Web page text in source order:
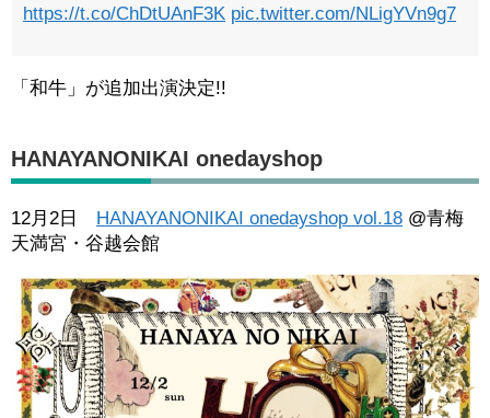
https://t.co/ChDtUAnF3K pic.twitter.com/NLigYVn9g7
「和牛」が追加出演決定!!
HANAYANONIKAI onedayshop
12月2日 HANAYANONIKAI onedayshop vol.18 @青梅
天満宮・谷越会館